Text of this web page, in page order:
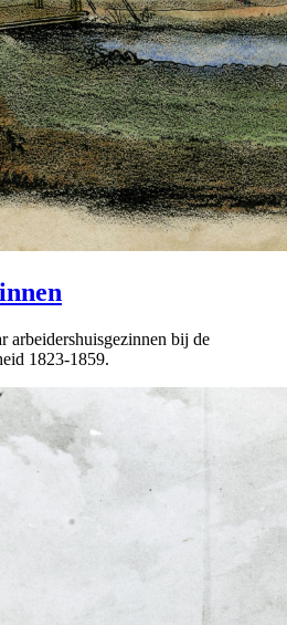
arbeidershuisgezinnen bij de
1823-1859.